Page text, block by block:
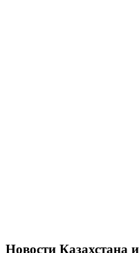
Новости Казахстана